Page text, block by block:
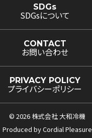
SDGs
SDGsについて
CONTACT
お問い合わせ
PRIVACY POLICY
プライバシーポリシー
© 2026 株式会社 大和冷機
Produced byCordial Pleasure